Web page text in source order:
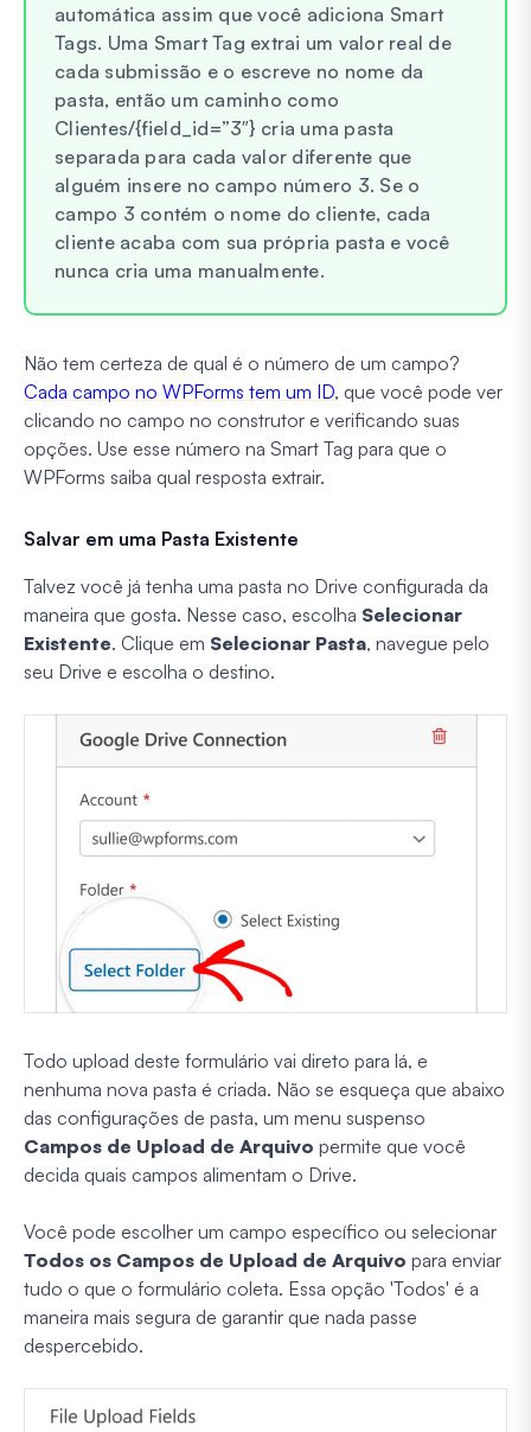
automática assim que você adiciona Smart
Tags. Uma Smart Tag extrai um valor real de
cada submissão e o escreve no nome da
pasta, então um caminho como
Clientes/{field_id=”3″} cria uma pasta
separada para cada valor diferente que
alguém insere no campo número 3. Se o
campo 3 contém o nome do cliente, cada
cliente acaba com sua própria pasta e você
nunca cria uma manualmente.
Não tem certeza de qual é o número de um campo?
Cada campo no WPForms tem um ID, que você pode ver
clicando no campo no construtor e verificando suas
opções. Use esse número na Smart Tag para que o
WPForms saiba qual resposta extrair.
Salvar em uma Pasta Existente
Talvez você já tenha uma pasta no Drive configurada da
maneira que gosta. Nesse caso, escolha Selecionar
Existente. Clique em Selecionar Pasta, navegue pelo
seu Drive e escolha o destino.
Todo upload deste formulário vai direto para lá, e
nenhuma nova pasta é criada. Não se esqueça que abaixo
das configurações de pasta, um menu suspenso
Campos de Upload de Arquivo permite que você
decida quais campos alimentam o Drive.
Você pode escolher um campo específico ou selecionar
Todos os Campos de Upload de Arquivo para enviar
tudo o que o formulário coleta. Essa opção 'Todos' é a
maneira mais segura de garantir que nada passe
despercebido.